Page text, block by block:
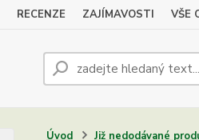
RECENZE ZAJÍMAVOSTI VŠE
Úvod Již nedodávané